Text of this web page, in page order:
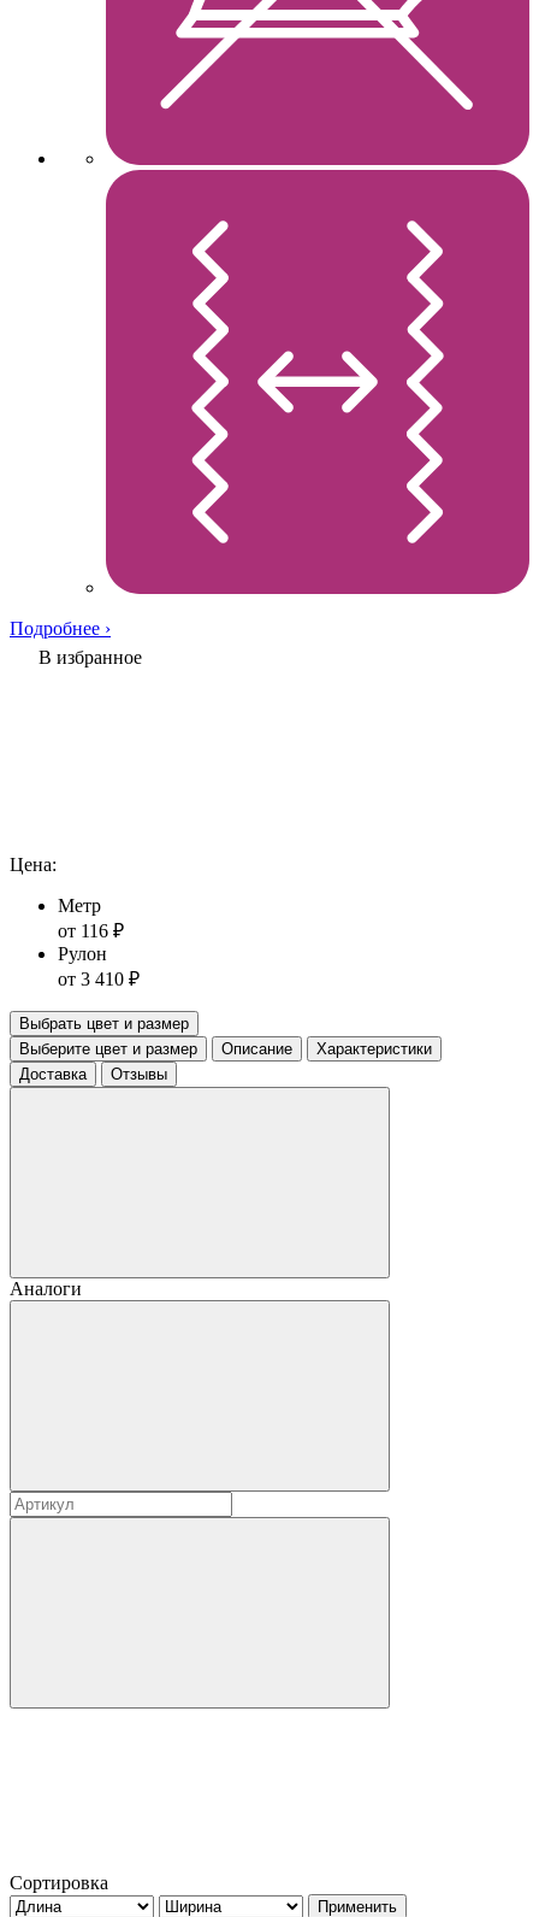
Подробнее ›
В избранное
Цена:
Метр
от 116 ₽
Рулон
от 3 410 ₽
Выбрать цвет и размер
Выберите цвет и размер
Описание
Характеристики
Доставка
Отзывы
Аналоги
Сортировка
Применить